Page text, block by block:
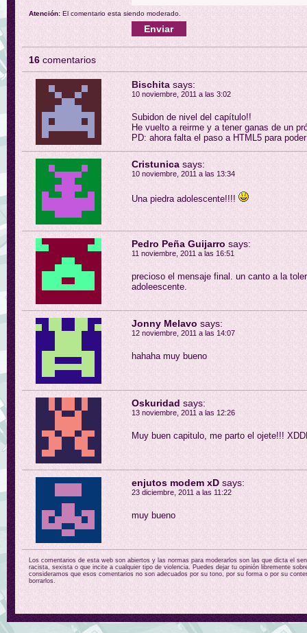
Atención: El comentario esta siendo moderado.
16 comentarios
Bischita says:
10 noviembre, 2011 a las 3:02
Subidon de nivel del capítulo!!
He vuelto a reirme y a tener ganas de un
PD: ahora falta el paso a HTML5 para
Cristunica says:
10 noviembre, 2011 a las 13:34
Una piedra adolescente!!!!
Pedro Peña Guijarro says:
11 noviembre, 2011 a las 16:51
precioso el mensaje final. un canto a la
adoleescente.
Jonny Melavo says:
12 noviembre, 2011 a las 14:07
hahaha muy bueno
Oskuridad says:
13 noviembre, 2011 a las 12:26
Muy buen capitulo, me parto el ojete!!!
enjutos modem xD says:
23 diciembre, 2011 a las 11:22
muy bueno
Los comentarios de esta web son abiertos y las normas para moderarlos son las que dicta el
racista, sexista o que incite a cualquier tipo de violencia. Puedes dejar tu opinión libremente
consideramos que esos comentarios no son adecuados por su tono, por su forma o por su
borrarlos.